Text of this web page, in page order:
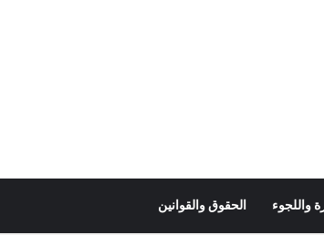
واللجوء الحقوق والقوانين